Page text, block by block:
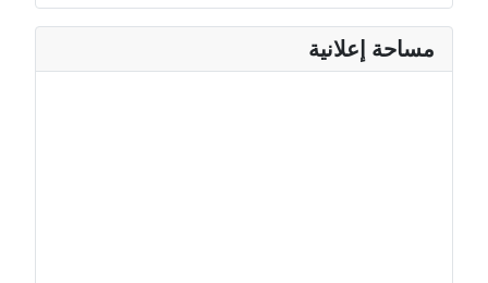
مساحة إعلانية